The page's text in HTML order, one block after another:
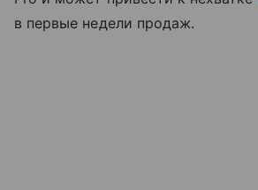
в первые недели продаж.